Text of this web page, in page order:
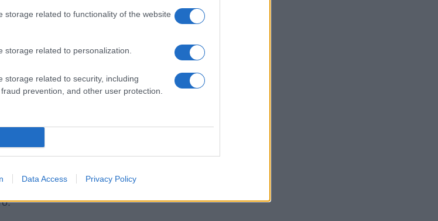
storage related to functionality of the website
storage related to personalization.
storage related to security, including
prevention, and other user protection.
Data Access Privacy Policy
mari del nostro pianeta e